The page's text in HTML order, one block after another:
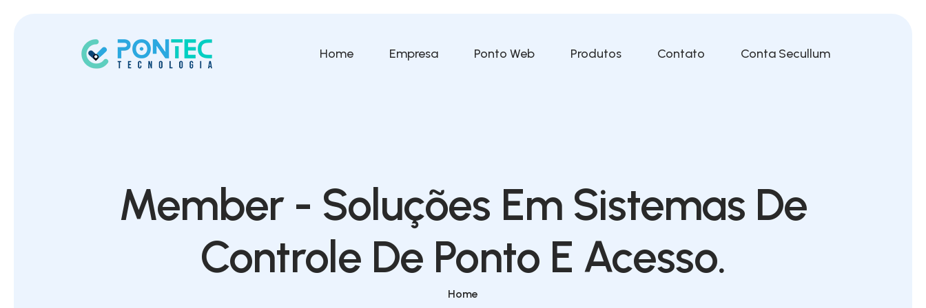
Home Empresa Ponto Web Produtos Contato Conta Secullum
Member - Soluções Em Sistemas De
Controle De Ponto E Acesso.
Home